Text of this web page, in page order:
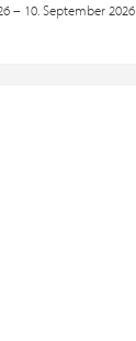
– 10. September 2026